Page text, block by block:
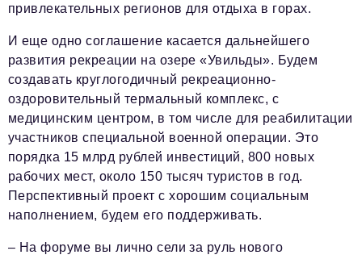
привлекательных регионов для отдыха в горах.
И еще одно соглашение касается дальнейшего
развития рекреации на озере «Увильды». Будем
создавать круглогодичный рекреационно-
оздоровительный термальный комплекс, с
медицинским центром, в том числе для реабилитации
участников специальной военной операции. Это
порядка 15 млрд рублей инвестиций, 800 новых
рабочих мест, около 150 тысяч туристов в год.
Перспективный проект с хорошим социальным
наполнением, будем его поддерживать.
– На форуме вы лично сели за руль нового